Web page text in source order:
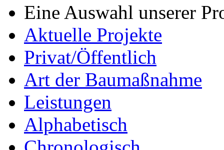
Eine Auswahl unserer
Aktuelle Projekte
Privat/Öffentlich
Art der Baumaßnahme
Leistungen
Alphabetisch